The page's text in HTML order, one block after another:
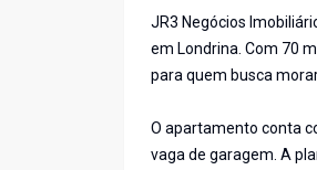
JR3 Negócios
em Londrina. Com 70
para quem busca
O apartamento conta
vaga de garagem. A